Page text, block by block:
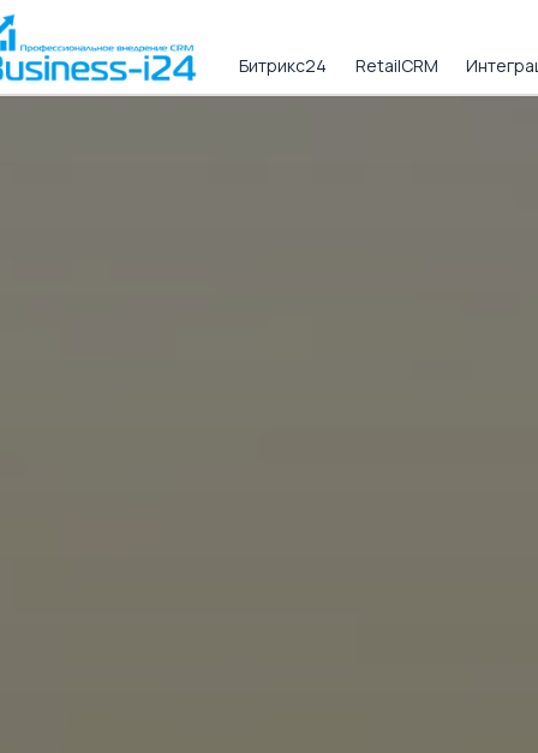
Битрикс24 RetailCRM